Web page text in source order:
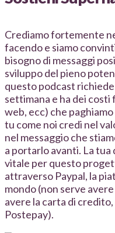
Crediamo fortemente
facendo e siamo
bisogno di messaggi
sviluppo del pieno
questo podcast
settimana e ha dei costi
web, ecc) che
tu come noi credi nel
nel messaggio che
a portarlo avanti. La tua
vitale per questo
attraverso Paypal, la
mondo (non serve
avere la carta di
Postepay).